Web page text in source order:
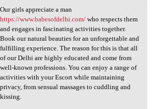
girls appreciate a man
Our girls appreciate a man
https://www.babesofdelhi.com/who respects them
and engages in fascinating activities together.
Book our natural beauties for an unforgettable and
fulfilling experience. The reason for this is that all
of our Delhi are highly educated and come from
well-known professions. You can enjoy a range of
activities with your Escort while maintaining
privacy, from sensual massages to cuddling and
kissing.